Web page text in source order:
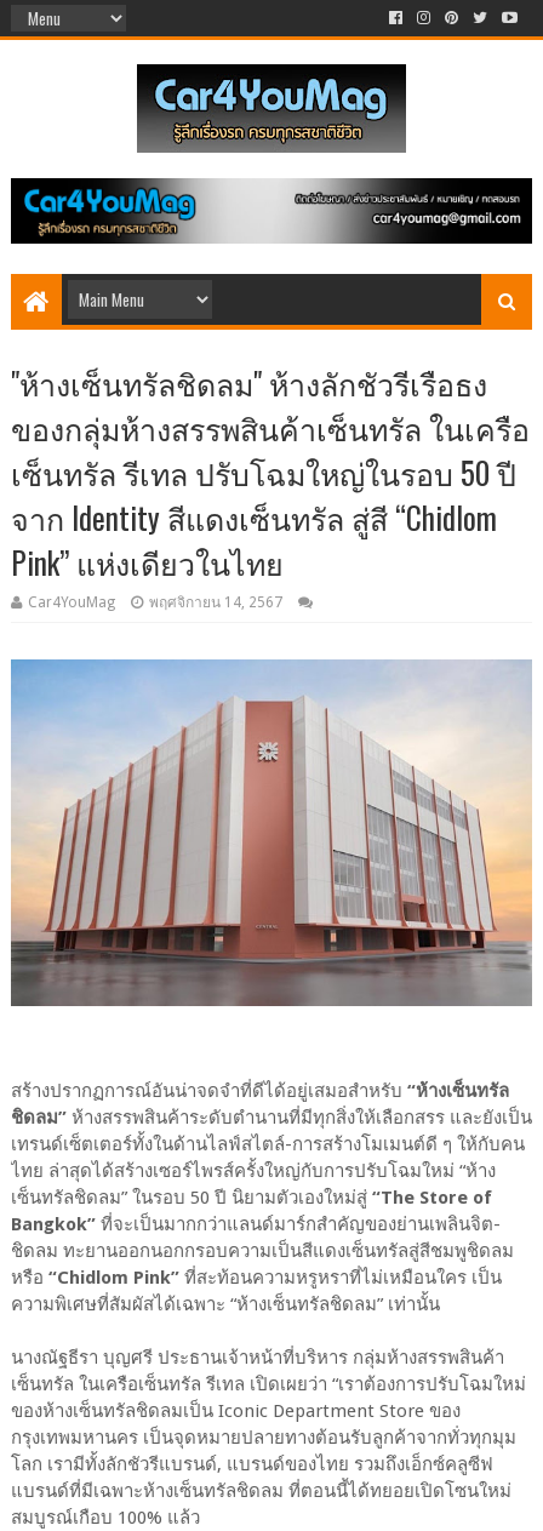
"ห้างเซ็นทรัลชิดลม" ห้างลักชัวรีเรือธง
ของกลุ่มห้างสรรพสินค้าเซ็นทรัล ในเครือ
เซ็นทรัล รีเทล ปรับโฉมใหญ่ในรอบ 50 ปี
จาก Identity สีแดงเซ็นทรัล สู่สี “Chidlom
Pink” แห่งเดียวในไทย
Car4YouMag พฤศจิกายน 14, 2567
สร้างปรากฏการณ์อันน่าจดจำที่ดีได้อยู่เสมอสำหรับ “ห้างเซ็นทรัล
ชิดลม”ห้างสรรพสินค้าระดับตำนานที่มีทุกสิ่งให้เลือกสรร และยังเป็น
เทรนด์เซ็ตเตอร์ทั้งในด้านไลฟ์สไตล์-การสร้างโมเมนต์ดี ๆ ให้กับคน
ไทย ล่าสุดได้สร้างเซอร์ไพรส์ครั้งใหญ่กับการปรับโฉมใหม่ “ห้าง
เซ็นทรัลชิดลม” ในรอบ 50 ปี นิยามตัวเองใหม่สู่ “The Store of
Bangkok”ที่จะเป็นมากกว่าแลนด์มาร์กสำคัญของย่านเพลินจิต-
ชิดลม ทะยานออกนอกกรอบความเป็นสีแดงเซ็นทรัลสู่สีชมพูชิดลม
หรือ “Chidlom Pink”ที่สะท้อนความหรูหราที่ไม่เหมือนใคร เป็น
ความพิเศษที่สัมผัสได้เฉพาะ “ห้างเซ็นทรัลชิดลม” เท่านั้น
นางณัฐธีรา บุญศรี ประธานเจ้าหน้าที่บริหาร กลุ่มห้างสรรพสินค้า
เซ็นทรัล ในเครือเซ็นทรัล รีเทล เปิดเผยว่า “เราต้องการปรับโฉมใหม่
ของห้างเซ็นทรัลชิดลมเป็น Iconic Department Store ของ
กรุงเทพมหานคร เป็นจุดหมายปลายทางต้อนรับลูกค้าจากทั่วทุกมุม
โลก เรามีทั้งลักชัวรีแบรนด์, แบรนด์ของไทย รวมถึงเอ็กซ์คลูซีฟ
แบรนด์ที่มีเฉพาะห้างเซ็นทรัลชิดลม ที่ตอนนี้ได้ทยอยเปิดโซนใหม่
สมบูรณ์เกือบ 100% แล้ว